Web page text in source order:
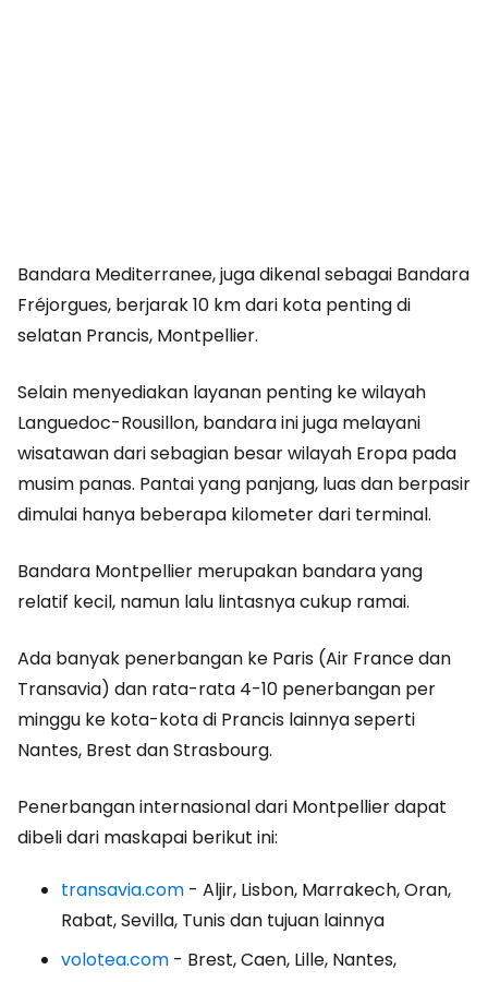
Bandara Mediterranee, juga dikenal sebagai Bandara
Fréjorgues, berjarak 10 km dari kota penting di
selatan Prancis, Montpellier.
Selain menyediakan layanan penting ke wilayah
Languedoc-Rousillon, bandara ini juga melayani
wisatawan dari sebagian besar wilayah Eropa pada
musim panas. Pantai yang panjang, luas dan berpasir
dimulai hanya beberapa kilometer dari terminal.
Bandara Montpellier merupakan bandara yang
relatif kecil, namun lalu lintasnya cukup ramai.
Ada banyak penerbangan ke Paris (Air France dan
Transavia) dan rata-rata 4-10 penerbangan per
minggu ke kota-kota di Prancis lainnya seperti
Nantes, Brest dan Strasbourg.
Penerbangan internasional dari Montpellier dapat
dibeli dari maskapai berikut ini:
transavia.com - Aljir, Lisbon, Marrakech, Oran,
Rabat, Sevilla, Tunis dan tujuan lainnya
volotea.com - Brest, Caen, Lille, Nantes,